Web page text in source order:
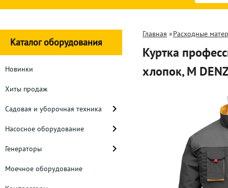
Каталог оборудования
Новинки
Хиты продаж
Садовая и уборочная техника
Насосное оборудование
Генераторы
Моечное оборудование
Главная »Расходные
Куртка
хлопок, M